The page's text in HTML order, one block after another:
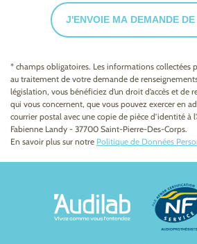
J'ENVOIE MA DEMANDE
* champs obligatoires. Les informations collectées
au traitement de votre demande de
législation, vous bénéficiez d’un droit d’accès et
qui vous concernent, que vous pouvez exercer en
courrier postal avec une copie de pièce d’identité à
Fabienne Landy - 37700 Saint-Pierre-Des-Corps.
En savoir plus sur notre Politique de Données